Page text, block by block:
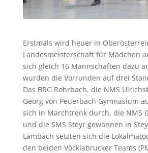
Erstmals wird heuer in
Landesmeisterschaft für Mädchen
sich gleich 16 Mannschaften dazu
wurden die Vorrunden auf drei
Das BRG Rohrbach, die NMS
Georg von Peuerbach Gymnasium
sich in Marchtrenk durch, die NMS
und die SMS Steyr gewannen in
Lambach setzten sich die
den beiden Vöcklabrucker Teams